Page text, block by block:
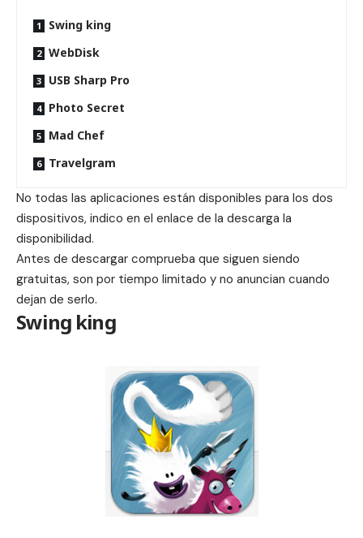
Swing king
WebDisk
USB Sharp Pro
Photo Secret
Mad Chef
Travelgram
No todas las aplicaciones están disponibles para los dos
dispositivos, indico en el enlace de la descarga la
disponibilidad.
Antes de descargar comprueba que siguen siendo
gratuitas, son por tiempo limitado y no anuncian cuando
dejan de serlo.
Swing king